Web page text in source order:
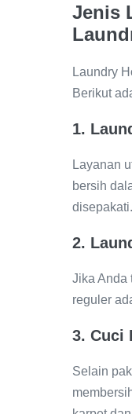
Jenis
Laundry
Berikut
1.
Layanan
bersih
disepakati.
2.
Jika Anda
reguler
3. Cuci
Selain